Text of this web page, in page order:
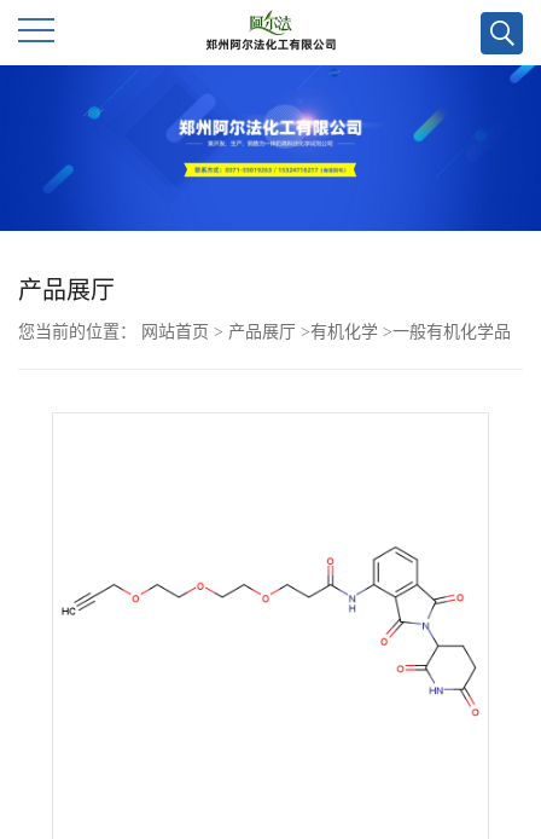
公
产品展厅
您当前的位置： 网站首页 > 产品展厅 >有机化学 >一般有机化学品